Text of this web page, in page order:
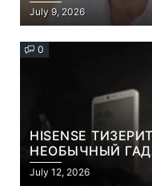
July 9, 2026
0
HISENSE
НЕОБЫЧНЫЙ
СЪЕМНОЙ LCD-
КОНТЕНТА И
July 12, 2026